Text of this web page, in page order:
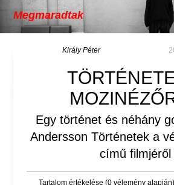
Megmaradtak
Király Péter
Egy történet és néhány
Andersson Történetek a
című filmjéről
Tartalom értékelése (0 vélemény